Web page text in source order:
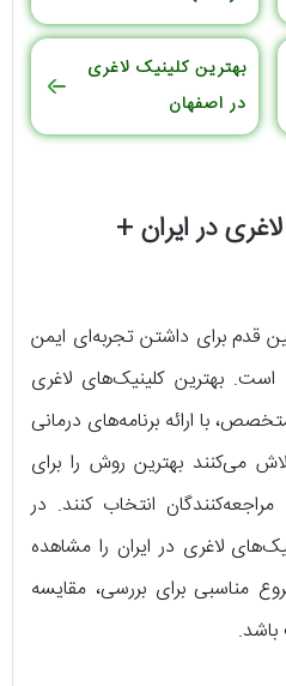
بهترین کلینیک لاغری
در اصفهان
در ایران +
قدم برای داشتن تجربه‌ای ایمن
بهترین کلینیک‌های لاغری
با ارائه برنامه‌های درمانی
می‌کنند بهترین روش را برای
انتخاب کنند. در
لاغری در ایران را مشاهده
مناسبی برای بررسی، مقایسه